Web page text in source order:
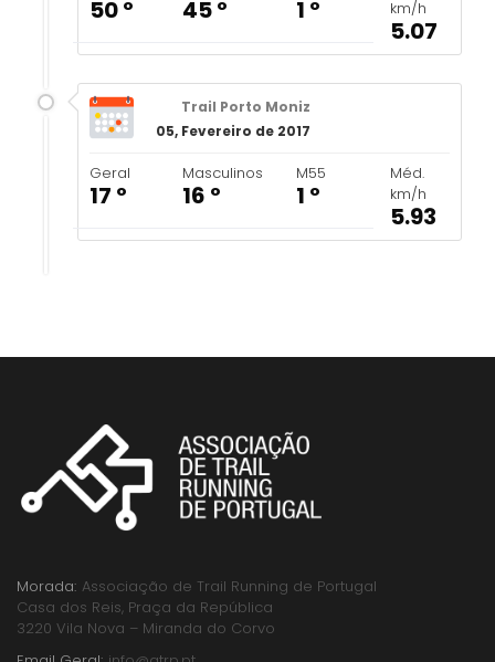
50 º 45 º 1 º
km/h
5.07
Trail Porto Moniz
05, Fevereiro de 2017
Geral
17 º
Masculinos
16 º
M55
1 º
Méd.
km/h
5.93
Morada: Associação de Trail Running de Portugal
Casa dos Reis, Praça da República
3220 Vila Nova – Miranda do Corvo